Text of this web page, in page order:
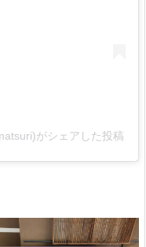
がシェアした投稿